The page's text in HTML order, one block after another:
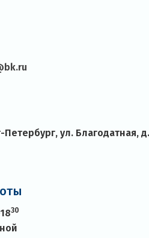
Петербург, ул. Благодатная, д.
30